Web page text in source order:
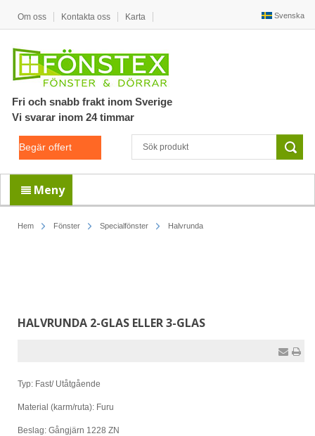
Om oss Kontakta oss Karta Svenska
Fri och snabb frakt inom Sverige
Vi svarar inom 24 timmar
Begär offert
Meny
Hem Fönster Specialfönster Halvrunda
HALVRUNDA 2-GLAS ELLER 3-GLAS
Typ: Fast/ Utåtgående
Material (karm/ruta): Furu
Beslag: Gångjärn 1228 ZN